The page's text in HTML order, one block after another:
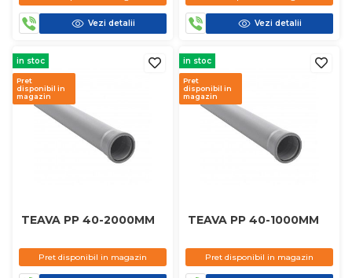
Vezi detalii Vezi detalii
in stoc
Pret
disponibil in
magazin
TEAVA PP 40-2000MM
Pret disponibil in magazin
in stoc
Pret
disponibil in
magazin
TEAVA PP 40-1000MM
Pret disponibil in magazin